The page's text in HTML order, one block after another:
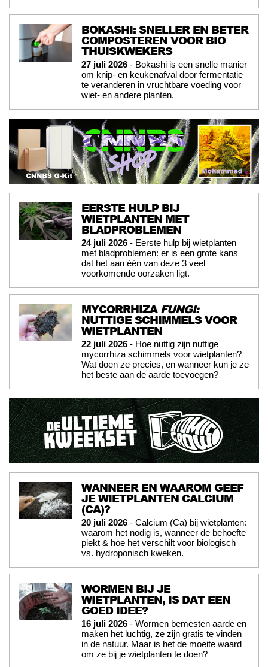
BOKASHI: SNELLER EN BETER
COMPOSTEREN VOOR BIO
THUISKWEKERS
27 juli 2026 - Bokashi is een snelle manier
om knip- en keukenafval door fermentatie
te veranderen in vruchtbare voeding voor
wiet- en andere planten.
EERSTE HULP BIJ
WIETPLANTEN MET
BLADPROBLEMEN
24 juli 2026 - Eerste hulp bij wietplanten
met bladproblemen: er is een grote kans
dat het aan één van deze 3 veel
voorkomende oorzaken ligt.
MYCORRHIZAFUNGI:
NUTTIGE SCHIMMELS VOOR
WIETPLANTEN
22 juli 2026 - Hoe nuttig zijn nuttige
mycorrhiza schimmels voor wietplanten?
Wat doen ze precies, en wanneer kun je ze
het beste aan de aarde toevoegen?
WANNEER EN WAAROM GEEF
JE WIETPLANTEN CALCIUM
(CA)?
20 juli 2026 - Calcium (Ca) bij wietplanten:
waarom het nodig is, wanneer de behoefte
piekt & hoe het verschilt voor biologisch
vs. hydroponisch kweken.
WORMEN BIJ JE
WIETPLANTEN, IS DAT EEN
GOED IDEE?
16 juli 2026 - Wormen bemesten aarde en
maken het luchtig, ze zijn gratis te vinden
in de natuur. Maar is het de moeite waard
om ze bij je wietplanten te doen?